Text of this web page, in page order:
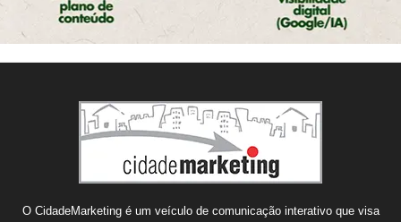
O CidadeMarketing é um veículo de comunicação interativo que visa